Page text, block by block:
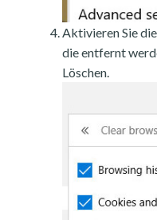
Aktivieren Sie
die entfernt
Löschen.